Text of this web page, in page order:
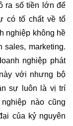
ra số tiền lớn để
có tố chất về tổ
nghiệp không hề
marketing.
nghiệp phát
với nhưng bộ
sự luôn là vị trí
nào cũng
của kỷ nguyên